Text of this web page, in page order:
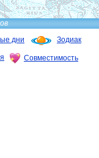
дни Зодиак
Совместимость